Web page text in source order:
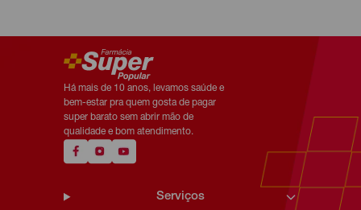
Há mais de 10 anos, levamos saúde e
bem-estar pra quem gosta de pagar
super barato sem abrir mão de
qualidade e bom atendimento.
Serviços